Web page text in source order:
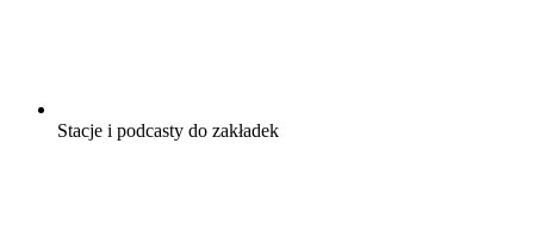
Stacje i podcasty do zakładek